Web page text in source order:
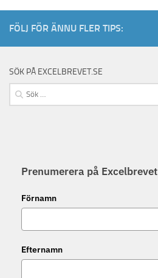
FÖLJ FÖR ÄNNU FLER TIPS:
SÖK PÅ EXCELBREVET.SE
Sök
efter:
Prenumerera på Excelbrevet
Förnamn
Efternamn